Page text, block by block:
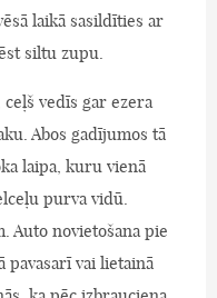
laikā sasildīties ar
siltu zupu.
vedīs gar ezera
Abos gadījumos tā
laipa, kuru vienā
purva vidū.
Auto novietošana pie
pavasarī vai lietainā